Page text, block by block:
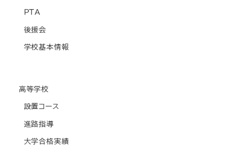
PTA
後援会
学校基本情報
高等学校
設置コース
進路指導
大学合格実績